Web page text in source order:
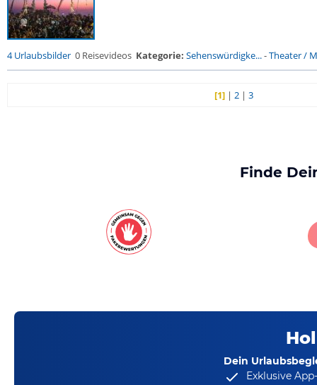
4 Urlaubsbilder 0 Reisevideos Kategorie: Sehenswürdigke...-Theater /
[1] |2 |3
Finde
Dein
Exklusive